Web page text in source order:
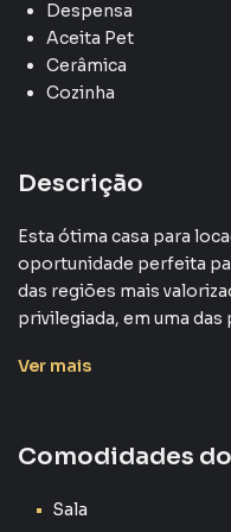
Despensa
Aceita Pet
Cerâmica
Cozinha
Descrição
Esta ótima casa para
oportunidade perfeita
das regiões mais
privilegiada, em uma das
restaurantes, farmácias
A residência possui
ambientes
Ver mais
Comodidades
Sala